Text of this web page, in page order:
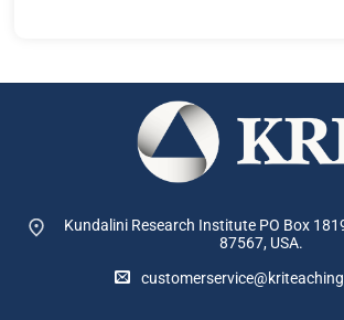
Kundalini Research Institute PO Box
87567, USA.